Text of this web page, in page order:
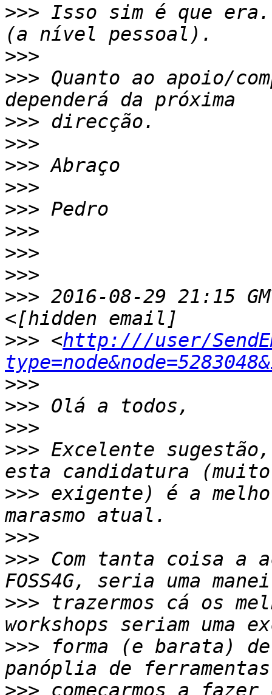
>>> Isso sim é que
>>>
>>> Quanto ao apoio/
>>>
>>>
>>>
>>>
>>>
>>>
>>>
>>>
>>> 2016-08-29 21:15
>>> <http:///user/
>>>
>>>
>>>
>>> Excelente
>>> exigente) é a
>>>
>>> Com tanta coisa a
>>> trazermos cá os
>>> forma (e barata)
>>>